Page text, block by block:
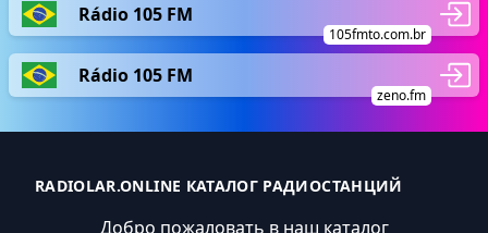
Rádio 105 FM
105fmto.com.br
Rádio 105 FM
zeno.fm
RADIOLAR.ONLINE КАТАЛОГ РАДИОСТАНЦИЙ
Добро пожаловать в наш каталог